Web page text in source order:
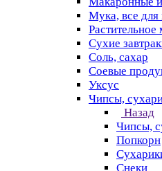
Мука, все для
Растительное
Сухие
Соль, сахар
Соевые
Уксус
Чипсы,
Назад
Чипсы,
Попкорн
Снеки